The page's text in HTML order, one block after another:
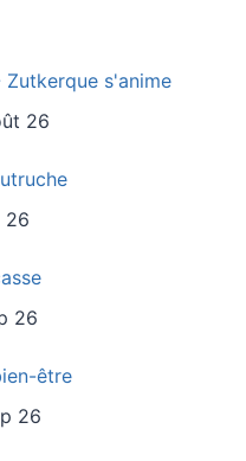
Zutkerque s'anime
26
26
26
être
26